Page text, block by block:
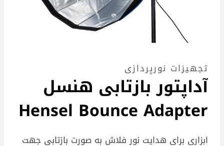
تجهیزات نورپردازی
آداپتور بازتابی هنسل
Hensel Bounce Adapter
ابزاری برای هدایت نور فلاش به صورت بازتابی جهت